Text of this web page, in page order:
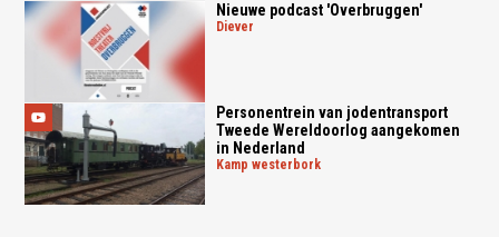
Nieuwe podcast 'Overbruggen'
diever
Personentrein van jodentransport
Tweede Wereldoorlog aangekomen
in Nederland
kamp westerbork